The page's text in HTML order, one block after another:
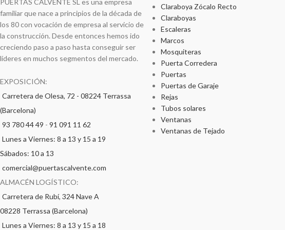
familiar que nace a principios de la década de
los 80 con vocación de empresa al servicio de
la construcción. Desde entonces hemos ido
creciendo paso a paso hasta conseguir ser
líderes en muchos segmentos del mercado.
EXPOSICIÓN:
Carretera de Olesa, 72 - 08224 Terrassa
(Barcelona)
93 780 44 49 - 91 091 11 62
Lunes a Viernes: 8 a 13 y 15 a 19
Sábados: 10 a 13
comercial@puertascalvente.com
ALMACÉN LOGÍSTICO:
Carretera de Rubí, 324 Nave A
08228 Terrassa (Barcelona)
Lunes a Viernes: 8 a 13 y 15 a 18
Claraboya Zócalo Recto
Claraboyas
Escaleras
Marcos
Mosquiteras
Puerta Corredera
Puertas
Puertas de Garaje
Rejas
Tubos solares
Ventanas
Ventanas de Tejado